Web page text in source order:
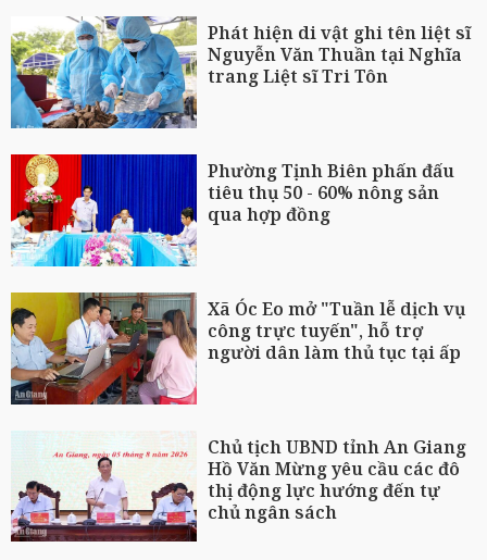
Phát hiện di vật ghi tên liệt sĩ
Nguyễn Văn Thuần tại Nghĩa
trang Liệt sĩ Tri Tôn
Phường Tịnh Biên phấn đấu
tiêu thụ 50 - 60% nông sản
qua hợp đồng
Xã Óc Eo mở "Tuần lễ dịch vụ
công trực tuyến", hỗ trợ
người dân làm thủ tục tại ấp
Chủ tịch UBND tỉnh An Giang
Hồ Văn Mừng yêu cầu các đô
thị động lực hướng đến tự
chủ ngân sách